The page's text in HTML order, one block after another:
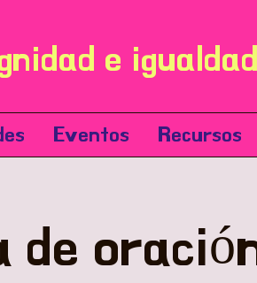
e igualdad
Eventos Recursos
de